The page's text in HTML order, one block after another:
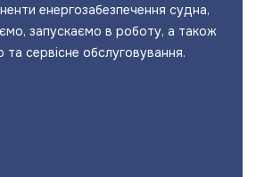
енергозабезпечення судна,
запускаємо в роботу, а також
сервісне обслуговування.